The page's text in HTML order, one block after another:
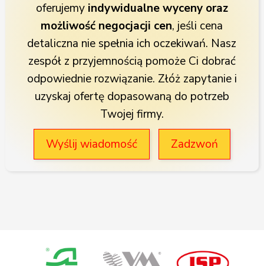
oferujemy indywidualne wyceny oraz
możliwość negocjacji cen, jeśli cena
detaliczna nie spełnia ich oczekiwań. Nasz
zespół z przyjemnością pomoże Ci dobrać
odpowiednie rozwiązanie. Złóż zapytanie i
uzyskaj ofertę dopasowaną do potrzeb
Twojej firmy.
Wyślij wiadomość
Zadzwoń